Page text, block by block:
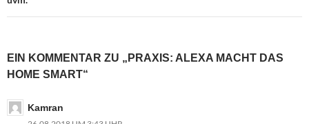
EIN KOMMENTAR ZU „PRAXIS: ALEXA MACHT DAS
HOME SMART“
Kamran